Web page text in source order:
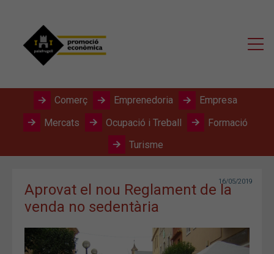
Comerç Emprenedoria
Empresa
Mercats
Ocupació i Treball
Formació
Turisme
Aprovat el nou Reglament de la
venda no sedentària
16/05/2019